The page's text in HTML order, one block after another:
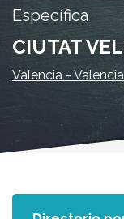
Específica
CIUTAT
Valencia -